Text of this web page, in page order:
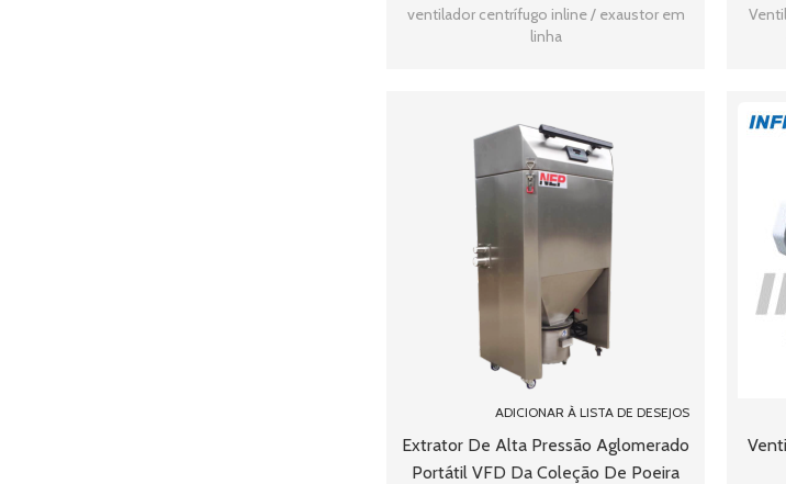
AMCA / TUV / CE / ATEX
ventilador centrífugo inline / exaustor em
linha
ADICIONAR À LISTA DE DESEJOS
Extrator De Alta Pressão Aglomerado
Portátil VFD Da Coleção De Poeira